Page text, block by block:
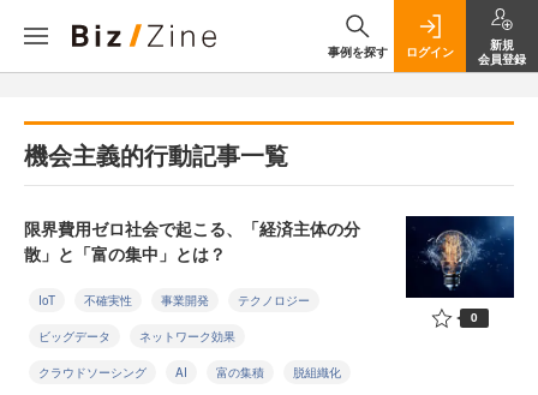
事例を探す ログイン
新規
会員登録
機会主義的行動記事一覧
限界費用ゼロ社会で起こる、「経済主体の分
散」と「富の集中」とは？
IoT 不確実性 事業開発 テクノロジー
ビッグデータ ネットワーク効果
クラウドソーシング AI 富の集積 脱組織化
0